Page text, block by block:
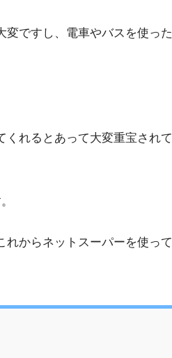
変ですし、電車やバスを使った
れるとあって大変重宝されて
れからネットスーパーを使って